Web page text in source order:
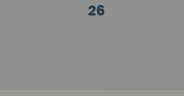
26